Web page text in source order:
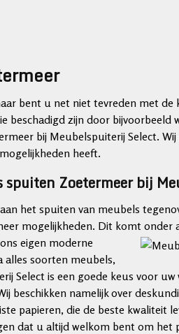
bent u net niet tevreden met de
beschadigd zijn door bijvoorbeeld
bij Meubelspuiterij Select.
heeft.
spuiten Zoetermeer bij
het spuiten van meubels
mogelijkheden. Dit komt onder
eigen moderne
alles soorten meubels,
Select is een goede keus voor
beschikken namelijk over
papieren, die de beste kwaliteit
dat u altijd welkom bent om het